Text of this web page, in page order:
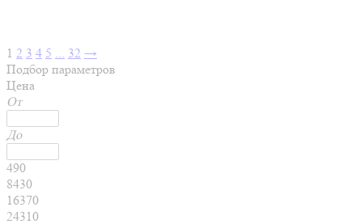
1 2 3 4 5 ... 32 →
Подбор параметров
Цена
От
До
490
8430
16370
24310